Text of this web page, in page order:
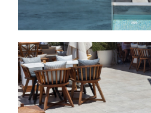
Εικόνα